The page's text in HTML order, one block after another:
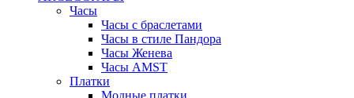
Часы
Часы с браслетами
Часы в стиле Пандора
Часы Женева
Часы AMST
Платки
Модные платки